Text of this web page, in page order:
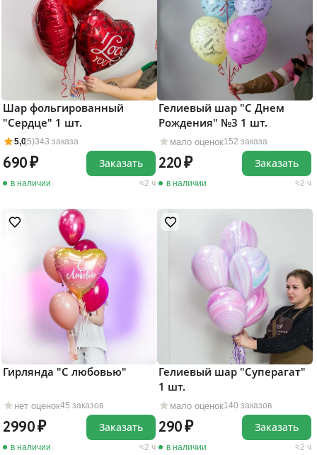
5,0(5)343 заказа
Шар фольгированный
"Сердце" 1 шт.
690
в наличии 2 ч
Заказать
мало оценок152 заказа
Гелиевый шар "С Днем
Рождения" №3 1 шт.
220
в наличии 2 ч
Заказать
нет оценок45 заказов
Гирлянда "С любовью"
2990
в наличии 2 ч
Заказать
мало оценок140 заказов
Гелиевый шар "Суперагат"
1 шт.
290
в наличии 2 ч
Заказать